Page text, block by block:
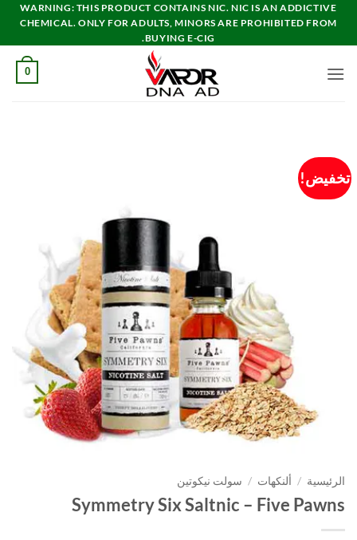
تخطي
للمحتوى
WARNING: THIS PRODUCT CONTAINS NIC. NIC IS AN ADDICTIVE
CHEMICAL. ONLY FOR ADULTS, MINORS ARE PROHIBITED FROM
BUYING E-CIG.
0
تخفيض!
الرئيسية / ألنكهات / سولت نيكوتين
Symmetry Six Saltnic – Five Pawns